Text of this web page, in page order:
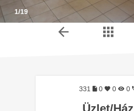
1/19
331 0 0 0
Üzlet/Ház